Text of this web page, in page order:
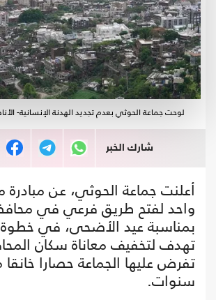
لوحت جماعة الحوثي بعدم تجديد الهدنة الإنسانية-
شارك الخبر
أعلنت جماعة الحوثي، عن
واحد لفتح طريق فرعي في
بمناسبة عيد الأضحى، في خطوة
تهدف لتخفيف معاناة سكان
تفرض عليها الجماعة حصارا
سنوات.